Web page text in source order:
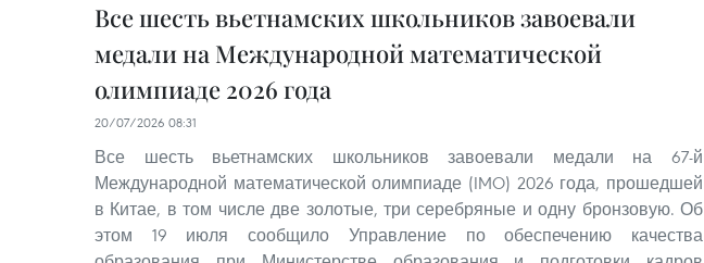
Все шесть вьетнамских школьников завоевали
медали на Международной математической
олимпиаде 2026 года
20/07/2026 08:31
Все шесть вьетнамских школьников завоевали медали на 67-й
Международной математической олимпиаде (IMO) 2026 года, прошедшей
в Китае, в том числе две золотые, три серебряные и одну бронзовую. Об
этом 19 июля сообщило Управление по обеспечению качества